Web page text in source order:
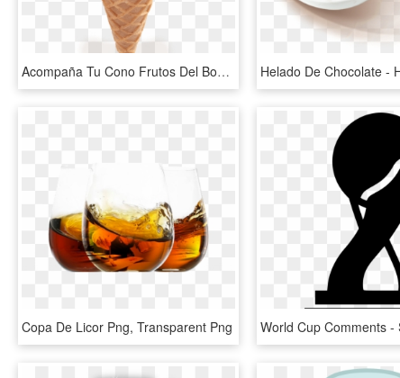
Acompaña Tu Cono Frutos Del Bosque Con - Conos De Helados Png, Transparent Png
Copa De Licor Png, Transparent Png